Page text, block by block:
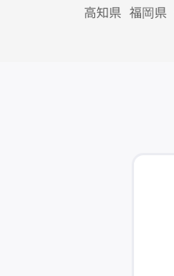
高知県 福岡県